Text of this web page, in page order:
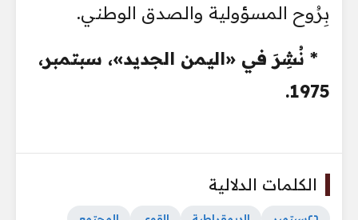
بِرُوح المسؤولية والصدق الوطني.
* نُشِرَ في «اليمن الجديد»، سبتمبر،
1975.
الكلمات الدلالية